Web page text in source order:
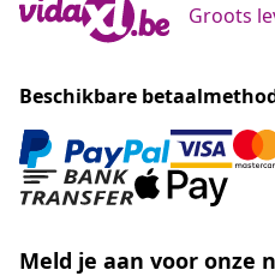
Groots
Beschikbare
Meld je aan voor onze